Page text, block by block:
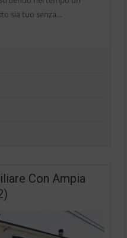
sia tuo senza…
Con Ampia